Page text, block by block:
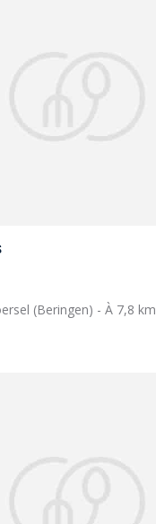
(Beringen) - À 7,8 km